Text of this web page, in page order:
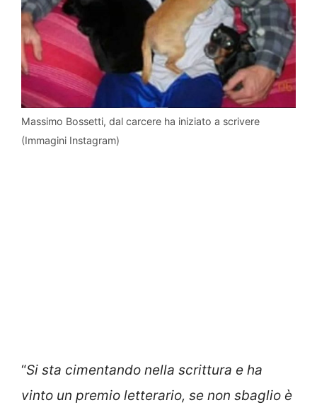
Massimo Bossetti, dal carcere ha iniziato a scrivere
(Immagini Instagram)
“Si sta cimentando nella scrittura e ha
vinto un premio letterario, se non sbaglio è